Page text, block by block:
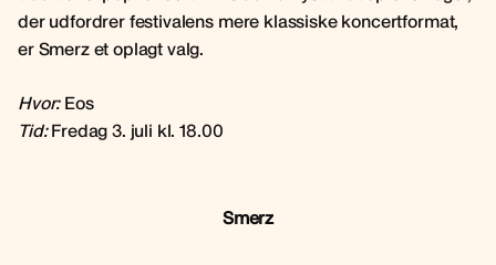
der udfordrer festivalens mere klassiske koncertformat,
er Smerz et oplagt valg.
Hvor:Eos
Tid:Fredag 3. juli kl. 18.00
Smerz